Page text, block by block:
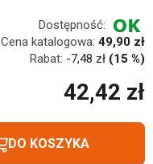
Dostępność:
Cena katalogowa: 49,90 zł
Rabat: -7,48 zł (15 %)
42,42 zł
DO KOSZYKA